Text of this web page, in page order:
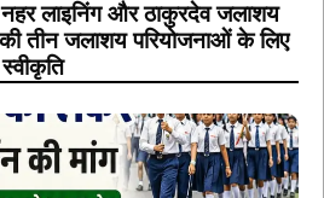
नहर लाइनिंग और ठाकुरदेव जलाशय
तीन जलाशय परियोजनाओं के लिए